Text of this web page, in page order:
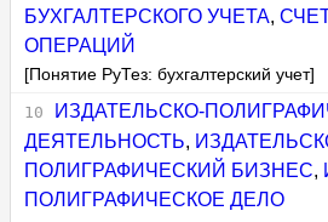
БУХГАЛТЕРСКОГО УЧЕТА,
ОПЕРАЦИЙ
[Понятие РуТез: бухгалтерский учет]
ИЗДАТЕЛЬСКО-
ДЕЯТЕЛЬНОСТЬ,
ПОЛИГРАФИЧЕСКИЙ БИЗНЕС,
ПОЛИГРАФИЧЕСКОЕ ДЕЛО